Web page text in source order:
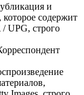
и
содержит
UPG, строго